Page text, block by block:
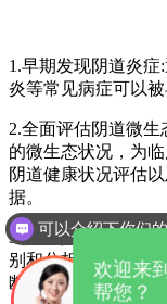
1.早期发现阴道炎
炎等常见病症可以
2.全面评估阴道微
的微生态状况，为
阴道健康状况评估
据。
3.提高诊断准确性:
别和分析方法，确
断提供了有力支持。
欢迎来
帮您？